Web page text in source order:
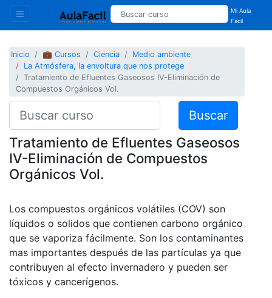
Mi Aula
Facil
Inicio 💼 Cursos Ciencia
Medio ambiente
La Atmósfera, la envoltura que nos protege
Tratamiento de Efluentes Gaseosos IV-Eliminación de
Compuestos Orgánicos Vol.
Buscar
Tratamiento de Efluentes Gaseosos
IV-Eliminación de Compuestos
Orgánicos Vol.
Los compuestos orgánicos volátiles (COV) son
líquidos o solidos que contienen carbono orgánico
que se vaporiza fácilmente. Son los contaminantes
mas importantes después de las partículas ya que
contribuyen al efecto invernadero y pueden ser
tóxicos y cancerígenos.